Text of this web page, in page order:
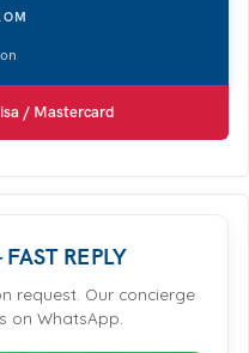
/ Mastercard
REPLY
request. Our concierge
on WhatsApp.